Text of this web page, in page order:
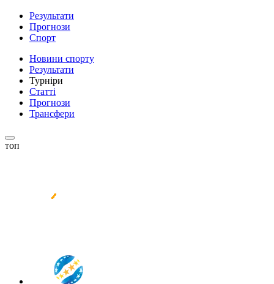
Результати
Прогнози
Спорт
Новини спорту
Результати
Турніри
Статті
Прогнози
Трансфери
топ